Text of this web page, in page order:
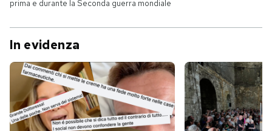
prima e durante la Seconda guerra mondiale
In evidenza